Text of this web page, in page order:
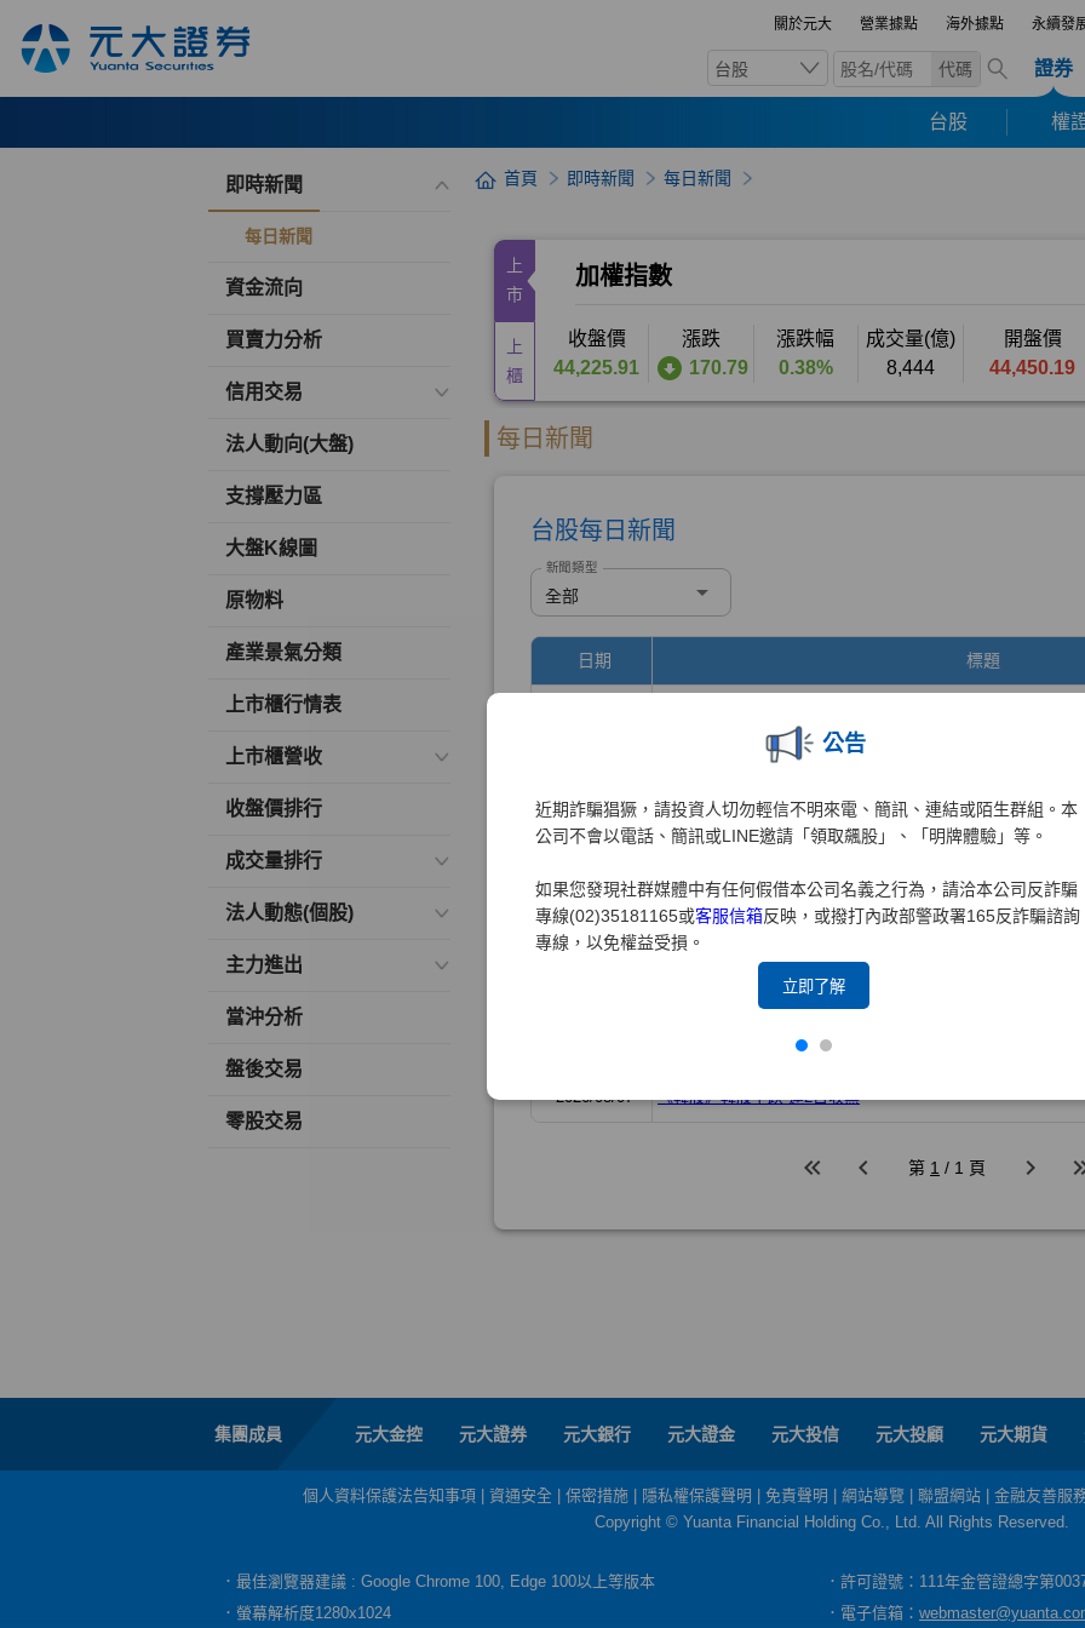
關於元大 營業據點 海外據點 永續發
台股 代碼 證券
台股 權
公告
近期詐騙猖獗，請投資人切勿輕信不明來電、簡訊、連結或陌生群組。本
公司不會以電話、簡訊或LINE邀請「領取飆股」、「明牌體驗」等。
如果您發現社群媒體中有任何假借本公司名義之行為，請洽本公司反詐騙
專線(02)35181165或客服信箱反映，或撥打內政部警政署165反詐騙諮詢
專線，以免權益受損。
立即了解
即時新聞
每日新聞
資金流向
買賣力分析
信用交易
法人動向(大盤)
支撐壓力區
大盤K線圖
原物料
產業景氣分類
上市櫃行情表
上市櫃營收
收盤價排行
成交量排行
法人動態(個股)
主力進出
當沖分析
盤後交易
零股交易
首頁 即時新聞 每日新聞
集團成員 元大金控 元大證券 元大銀行 元大證金 元大投信 元大投顧 元大期貨
個人資料保護法告知事項 資通安全 保密措施 隱私權保護聲明 免責聲明 網站導覽 聯盟網站
金融友善服
Copyright © Yuanta Financial Holding Co., Ltd. All Rights Reserved.
．最佳瀏覽器建議 : Google Chrome 100, Edge 100以上等版本
．許可證號：111年金管證總字第
．螢幕解析度1280x1024
．電子信箱：